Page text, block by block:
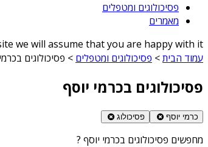
פסיכולוגים ומטפלים
מאמרים
we will assume that you are happy with it
עמוד הבית> פסיכולוגים ומטפלים > פסיכולוגים
פסיכולוגים בכרמי יוסף
כרמי יוסף פסיכולוג
מחפשים פסיכולוגים בכרמי יוסף ?